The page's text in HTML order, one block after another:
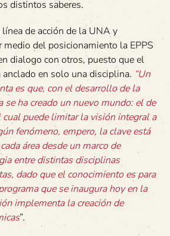
distintos saberes.
de acción de la UNA y
del posicionamiento la EPPS
dialogo con otros, puesto que el
en solo una disciplina. “Un
es que, con el desarrollo de la
se ha creado un nuevo mundo: el de
cual puede limitar la visión integral a
fenómeno, empero, la clave está
área desde un marco de
entre distintas disciplinas
dado que el conocimiento es para
que se inaugura hoy en la
implementa la creación de
”.